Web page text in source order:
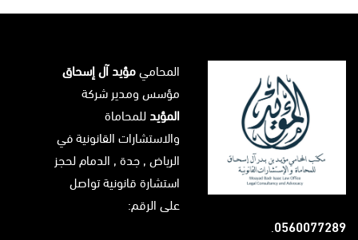
المحاميمؤيد آل إسحاق
مؤسس ومدير شركة
المؤيد للمحاماة
والاستشارات القانونية في
الرياض , جدة , الدماملحجز
استشارة قانونية تواصل
على الرقم:
0560077289
.